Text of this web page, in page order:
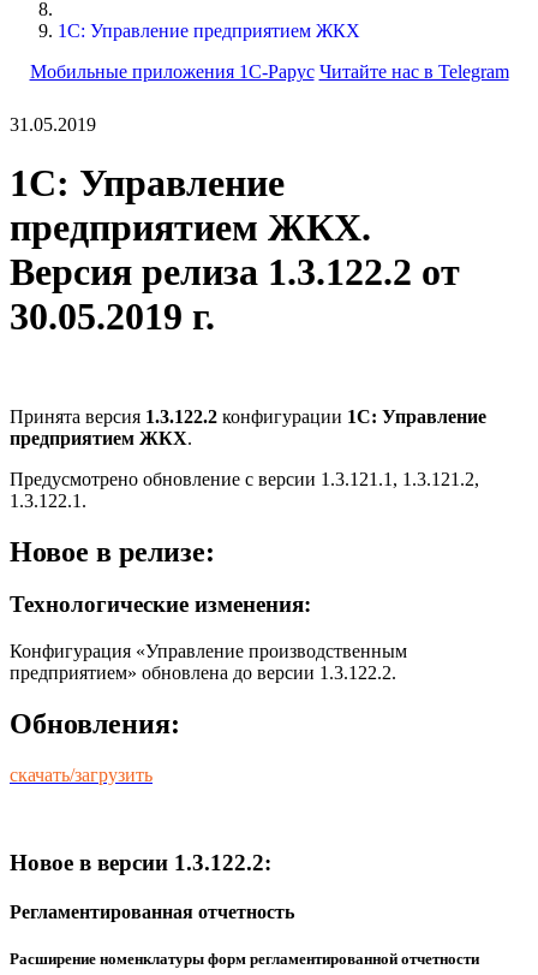
1С: Управление предприятием ЖКХ
Мобильные приложения 1С-Рарус Читайте нас в Telegram
31.05.2019
1С: Управление
предприятием ЖКХ.
Версия релиза 1.3.122.2 от
30.05.2019 г.
Принята версия 1.3.122.2 конфигурации 1С: Управление
предприятием ЖКХ.
Предусмотрено обновление с версии 1.3.121.1, 1.3.121.2,
1.3.122.1.
Новое в релизе:
Технологические изменения:
Конфигурация «Управление производственным
предприятием» обновлена до версии 1.3.122.2.
Обновления:
скачать/загрузить
Новое в версии 1.3.122.2:
Регламентированная отчетность
Расширение номенклатуры форм регламентированной отчетности